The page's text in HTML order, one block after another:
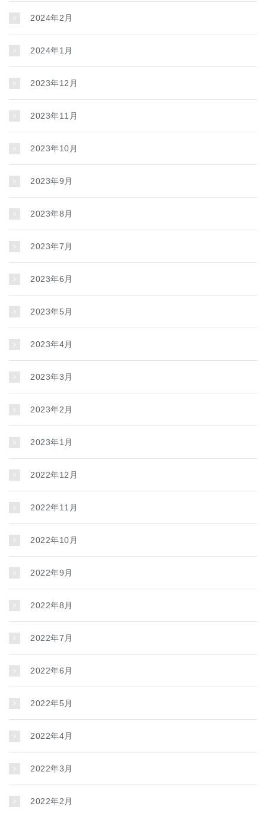
2024年2月
2024年1月
2023年12月
2023年11月
2023年10月
2023年9月
2023年8月
2023年7月
2023年6月
2023年5月
2023年4月
2023年3月
2023年2月
2023年1月
2022年12月
2022年11月
2022年10月
2022年9月
2022年8月
2022年7月
2022年6月
2022年5月
2022年4月
2022年3月
2022年2月